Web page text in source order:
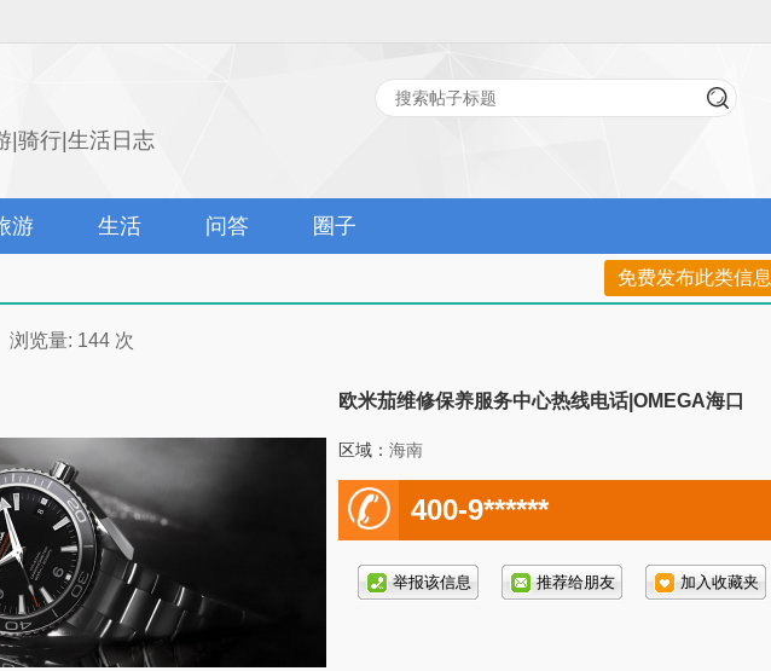
|骑行|生活日志
游 生活 问答 圈子
免费发布此类信息
览量: 144 次
欧米茄维修保养服务中心热线电话|OMEGA海口
区域： 海南
电
话号
400-9******